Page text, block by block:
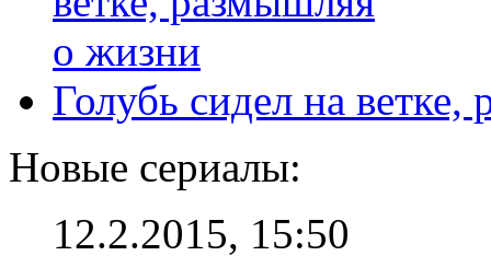
Голубь сидел на
Новые сериалы:
12.2.2015, 15:50